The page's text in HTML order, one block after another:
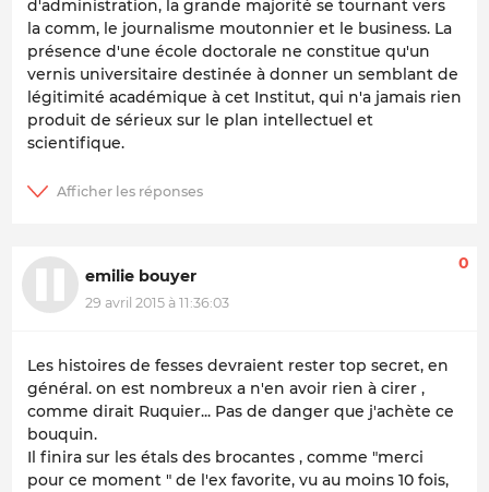
d'administration, la grande majorité se tournant vers
la comm, le journalisme moutonnier et le business. La
présence d'une école doctorale ne constitue qu'un
vernis universitaire destinée à donner un semblant de
légitimité académique à cet Institut, qui n'a jamais rien
produit de sérieux sur le plan intellectuel et
scientifique.
emilie bouyer
29 avril 2015 à 11:36:03
0
Les histoires de fesses devraient rester top secret, en
général. on est nombreux a n'en avoir rien à cirer ,
comme dirait Ruquier... Pas de danger que j'achète ce
bouquin.
Il finira sur les étals des brocantes , comme "merci
pour ce moment " de l'ex favorite, vu au moins 10 fois,